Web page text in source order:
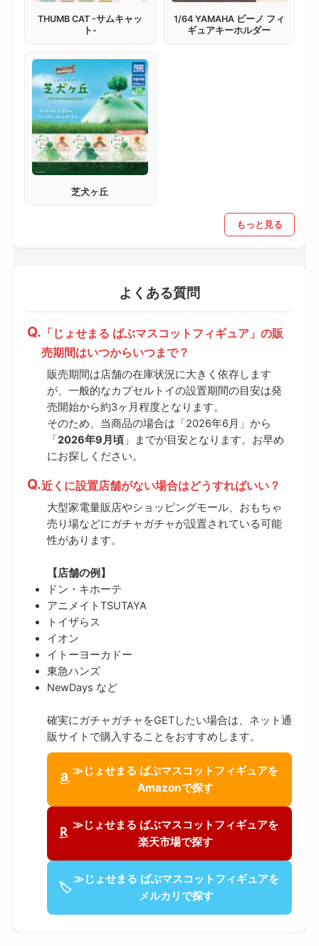
THUMB CAT -サムキャッ
ト-
1/64 YAMAHA ビーノ フィ
ギュアキーホルダー
芝犬ヶ丘
もっと見る
よくある質問
「じょせまる ばぶマスコットフィギュア」の販
売期間はいつからいつまで？
販売期間は店舗の在庫状況に大きく依存します
が、一般的なカプセルトイの設置期間の目安は発
売開始から約3ヶ月程度となります。
そのため、当商品の場合は「2026年6月」から
「2026年9月頃」までが目安となります。お早め
にお探しください。
近くに設置店舗がない場合はどうすればいい？
大型家電量販店やショッピングモール、おもちゃ
売り場などにガチャガチャが設置されている可能
性があります。
【店舗の例】
ドン・キホーテ
アニメイトTSUTAYA
トイザらス
イオン
イトーヨーカドー
東急ハンズ
NewDays など
確実にガチャガチャをGETしたい場合は、ネット通
販サイトで購入することをおすすめします。
≫じょせまる ばぶマスコットフィギュアを
Amazonで探す
≫じょせまる ばぶマスコットフィギュアを
楽天市場で探す
🏷
≫じょせまる ばぶマスコットフィギュアを
メルカリで探す